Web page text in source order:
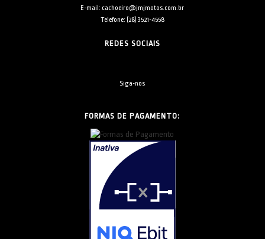
E-mail: cachoeiro@jmjmotos.com.br
Telefone: [28] 3521-4558
REDES SOCIAIS
Siga-nos
FORMAS DE PAGAMENTO: